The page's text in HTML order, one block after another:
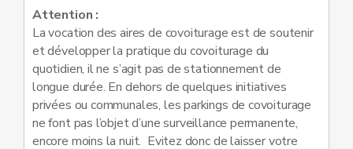
Attention :
La vocation des aires de covoiturage est de soutenir
et développer la pratique du covoiturage du
quotidien, il ne s’agit pas de stationnement de
longue durée. En dehors de quelques initiatives
privées ou communales, les parkings de covoiturage
ne font pas l’objet d’une surveillance permanente,
encore moins la nuit. Evitez donc de laisser votre